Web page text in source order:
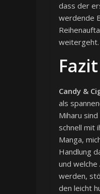
dass der
werdende
weitergeht.
Fazit
Candy &
als
Miharu
schnell mit
Manga,
Handlung
und
werden,
den leicht